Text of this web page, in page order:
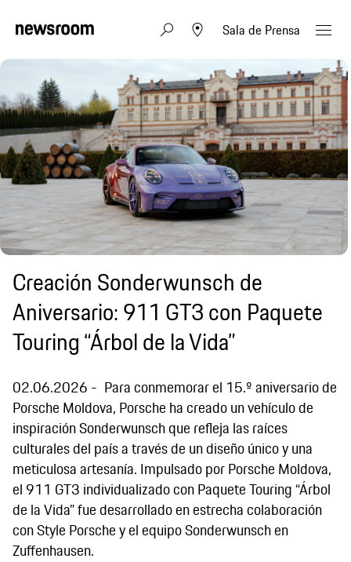
Sala de Prensa
Creación Sonderwunsch de
Aniversario: 911 GT3 con Paquete
Touring “Árbol de la Vida”
02.06.2026
Para conmemorar el 15.º aniversario de
Porsche Moldova, Porsche ha creado un vehículo de
inspiración Sonderwunsch que refleja las raíces
culturales del país a través de un diseño único y una
meticulosa artesanía. Impulsado por Porsche Moldova,
el 911 GT3 individualizado con Paquete Touring “Árbol
de la Vida” fue desarrollado en estrecha colaboración
con Style Porsche y el equipo Sonderwunsch en
Zuffenhausen.